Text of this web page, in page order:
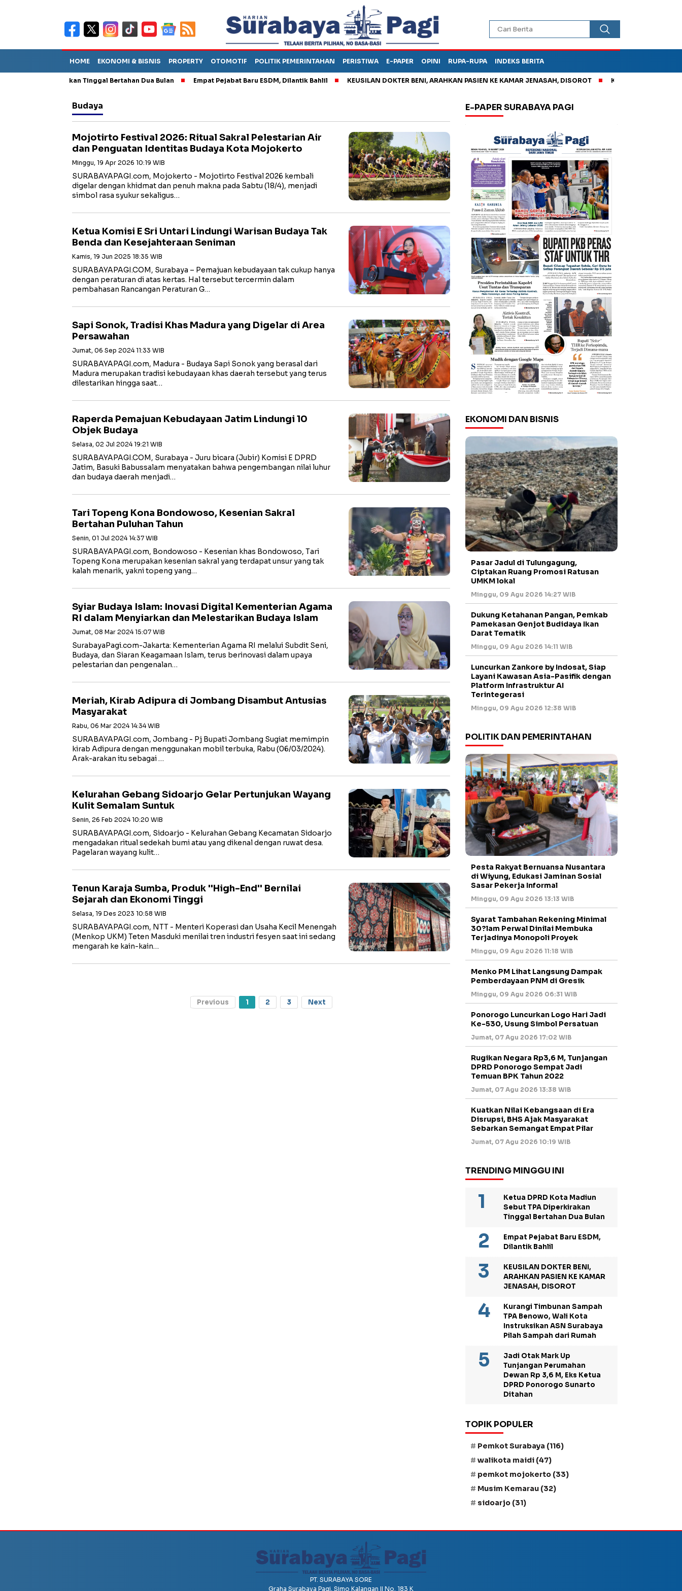
HOME EKONOMI & BISNIS PROPERTY OTOMOTIF POLITIK PEMERINTAHAN PERISTIWA E-PAPER OPINI RUPA-RUPA INDEKS BERITA
Diperkirakan Tinggal Bertahan Dua Bulan Empat Pejabat Baru ESDM, Dilantik Bahlil KEUSILAN DOKTER BENI, ARAHKAN PASIEN KE KAMAR JENASAH, DISOROT Kurangi Timbunan Sampah
Budaya
Mojotirto Festival 2026: Ritual Sakral Pelestarian Air
dan Penguatan Identitas Budaya Kota Mojokerto
Minggu, 19 Apr 2026 10:19 WIB
SURABAYAPAGI.com, Mojokerto - Mojotirto Festival 2026 kembali
digelar dengan khidmat dan penuh makna pada Sabtu (18/4), menjadi
simbol rasa syukur sekaligus…
Ketua Komisi E Sri Untari Lindungi Warisan Budaya Tak
Benda dan Kesejahteraan Seniman
Kamis, 19 Jun 2025 18:35 WIB
SURABAYAPAGI.COM, Surabaya – Pemajuan kebudayaan tak cukup hanya
dengan peraturan di atas kertas. Hal tersebut tercermin dalam
pembahasan Rancangan Peraturan G…
Sapi Sonok, Tradisi Khas Madura yang Digelar di Area
Persawahan
Jumat, 06 Sep 2024 11:33 WIB
SURABAYAPAGI.com, Madura - Budaya Sapi Sonok yang berasal dari
Madura merupakan tradisi kebudayaan khas daerah tersebut yang terus
dilestarikan hingga saat…
Raperda Pemajuan Kebudayaan Jatim Lindungi 10
Objek Budaya
Selasa, 02 Jul 2024 19:21 WIB
SURABAYAPAGI.COM, Surabaya - Juru bicara (Jubir) Komisi E DPRD
Jatim, Basuki Babussalam menyatakan bahwa pengembangan nilai luhur
dan budaya daerah menjadi…
Tari Topeng Kona Bondowoso, Kesenian Sakral
Bertahan Puluhan Tahun
Senin, 01 Jul 2024 14:37 WIB
SURABAYAPAGI.com, Bondowoso - Kesenian khas Bondowoso, Tari
Topeng Kona merupakan kesenian sakral yang terdapat unsur yang tak
kalah menarik, yakni topeng yang…
Syiar Budaya Islam: Inovasi Digital Kementerian Agama
RI dalam Menyiarkan dan Melestarikan Budaya Islam
Jumat, 08 Mar 2024 15:07 WIB
SurabayaPagi.com-Jakarta: Kementerian Agama RI melalui Subdit Seni,
Budaya, dan Siaran Keagamaan Islam, terus berinovasi dalam upaya
pelestarian dan pengenalan…
Meriah, Kirab Adipura di Jombang Disambut Antusias
Masyarakat
Rabu, 06 Mar 2024 14:34 WIB
SURABAYAPAGI.com, Jombang - Pj Bupati Jombang Sugiat memimpin
kirab Adipura dengan menggunakan mobil terbuka, Rabu (06/03/2024).
Arak-arakan itu sebagai …
Kelurahan Gebang Sidoarjo Gelar Pertunjukan Wayang
Kulit Semalam Suntuk
Senin, 26 Feb 2024 10:20 WIB
SURABAYAPAGI.com, Sidoarjo - Kelurahan Gebang Kecamatan Sidoarjo
mengadakan ritual sedekah bumi atau yang dikenal dengan ruwat desa.
Pagelaran wayang kulit…
Tenun Karaja Sumba, Produk ''High-End'' Bernilai
Sejarah dan Ekonomi Tinggi
Selasa, 19 Des 2023 10:58 WIB
SURABAYAPAGI.com, NTT - Menteri Koperasi dan Usaha Kecil Menengah
(Menkop UKM) Teten Masduki menilai tren industri fesyen saat ini sedang
mengarah ke kain-kain…
Previous 1 2 3 Next
E-PAPER SURABAYA PAGI
EKONOMI DAN BISNIS
Pasar Jadul di Tulungagung,
Ciptakan Ruang Promosi Ratusan
UMKM lokal
Minggu, 09 Agu 2026 14:27 WIB
Dukung Ketahanan Pangan, Pemkab
Pamekasan Genjot Budidaya Ikan
Darat Tematik
Minggu, 09 Agu 2026 14:11 WIB
Luncurkan Zankore by Indosat, Siap
Layani Kawasan Asia-Pasifik dengan
Platform Infrastruktur AI
Terintegerasi
Minggu, 09 Agu 2026 12:38 WIB
POLITIK DAN PEMERINTAHAN
Pesta Rakyat Bernuansa Nusantara
di Wiyung, Edukasi Jaminan Sosial
Sasar Pekerja Informal
Minggu, 09 Agu 2026 13:13 WIB
Syarat Tambahan Rekening Minimal
30?lam Perwal Dinilai Membuka
Terjadinya Monopoli Proyek
Minggu, 09 Agu 2026 11:18 WIB
Menko PM Lihat Langsung Dampak
Pemberdayaan PNM di Gresik
Minggu, 09 Agu 2026 06:31 WIB
Ponorogo Luncurkan Logo Hari Jadi
Ke-530, Usung Simbol Persatuan
Jumat, 07 Agu 2026 17:02 WIB
Rugikan Negara Rp3,6 M, Tunjangan
DPRD Ponorogo Sempat Jadi
Temuan BPK Tahun 2022
Jumat, 07 Agu 2026 13:38 WIB
Kuatkan Nilai Kebangsaan di Era
Disrupsi, BHS Ajak Masyarakat
Sebarkan Semangat Empat Pilar
Jumat, 07 Agu 2026 10:19 WIB
TRENDING MINGGU INI
Ketua DPRD Kota Madiun
Sebut TPA Diperkirakan
Tinggal Bertahan Dua Bulan
Empat Pejabat Baru ESDM,
Dilantik Bahlil
KEUSILAN DOKTER BENI,
ARAHKAN PASIEN KE KAMAR
JENASAH, DISOROT
Kurangi Timbunan Sampah
TPA Benowo, Wali Kota
Instruksikan ASN Surabaya
Pilah Sampah dari Rumah
Jadi Otak Mark Up
Tunjangan Perumahan
Dewan Rp 3,6 M, Eks Ketua
DPRD Ponorogo Sunarto
Ditahan
TOPIK POPULER
Pemkot Surabaya (116)
walikota maidi (47)
pemkot mojokerto (33)
Musim Kemarau (32)
sidoarjo (31)
PT. SURABAYA SORE
Graha Surabaya Pagi, Simo Kalangan II No. 183 K